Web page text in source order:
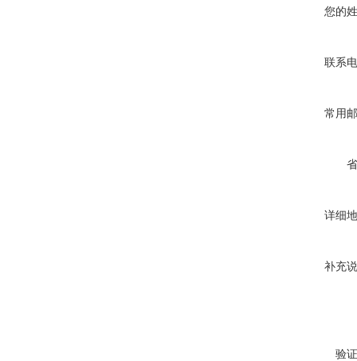
您的
联系
常用
详细
补充
验